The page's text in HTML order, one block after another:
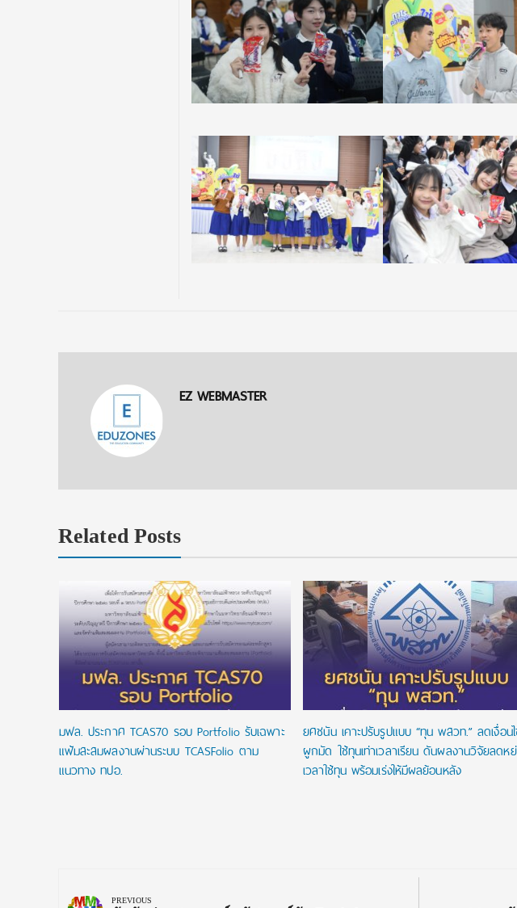
EZ WEBMASTER
Related Posts
มฟล. ประกาศ TCAS70 รอบ Portfolio รับเฉพาะ
แฟ้มสะสมผลงานผ่านระบบ TCASFolio ตาม
แนวทาง ทปอ.
ยศชนัน เคาะปรับรูปแบบ “ทุน พสวท.” ลดเงื่อน
ผูกมัด ใช้ทุนเท่าเวลาเรียน ดันผลงานวิจัยลดห
เวลาใช้ทุน พร้อมเร่งให้มีผลย้อนหลัง
navigation
PREVIOUS